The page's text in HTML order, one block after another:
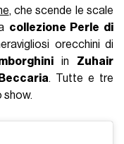
, che scende le scale
collezione Perle di
orecchini di
in Zuhair
. Tutte e tre
show.